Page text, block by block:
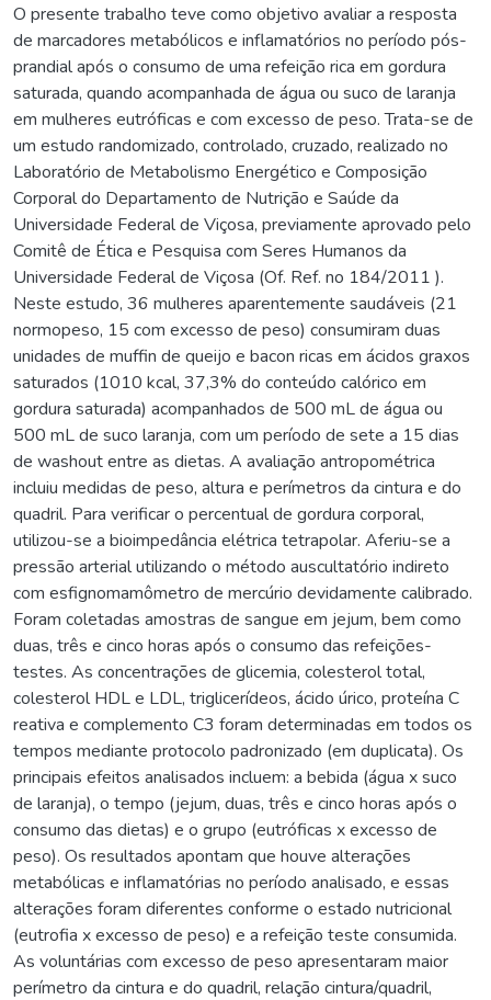
O presente trabalho teve como objetivo avaliar a resposta
de marcadores metabólicos e inflamatórios no período pós-
prandial após o consumo de uma refeição rica em gordura
saturada, quando acompanhada de água ou suco de laranja
em mulheres eutróficas e com excesso de peso. Trata-se de
um estudo randomizado, controlado, cruzado, realizado no
Laboratório de Metabolismo Energético e Composição
Corporal do Departamento de Nutrição e Saúde da
Universidade Federal de Viçosa, previamente aprovado pelo
Comitê de Ética e Pesquisa com Seres Humanos da
Universidade Federal de Viçosa (Of. Ref. no 184/2011 ).
Neste estudo, 36 mulheres aparentemente saudáveis (21
normopeso, 15 com excesso de peso) consumiram duas
unidades de muffin de queijo e bacon ricas em ácidos graxos
saturados (1010 kcal, 37,3% do conteúdo calórico em
gordura saturada) acompanhados de 500 mL de água ou
500 mL de suco laranja, com um período de sete a 15 dias
de washout entre as dietas. A avaliação antropométrica
incluiu medidas de peso, altura e perímetros da cintura e do
quadril. Para verificar o percentual de gordura corporal,
utilizou-se a bioimpedância elétrica tetrapolar. Aferiu-se a
pressão arterial utilizando o método auscultatório indireto
com esfignomamômetro de mercúrio devidamente calibrado.
Foram coletadas amostras de sangue em jejum, bem como
duas, três e cinco horas após o consumo das refeições-
testes. As concentrações de glicemia, colesterol total,
colesterol HDL e LDL, triglicerídeos, ácido úrico, proteína C
reativa e complemento C3 foram determinadas em todos os
tempos mediante protocolo padronizado (em duplicata). Os
principais efeitos analisados incluem: a bebida (água x suco
de laranja), o tempo (jejum, duas, três e cinco horas após o
consumo das dietas) e o grupo (eutróficas x excesso de
peso). Os resultados apontam que houve alterações
metabólicas e inflamatórias no período analisado, e essas
alterações foram diferentes conforme o estado nutricional
(eutrofia x excesso de peso) e a refeição teste consumida.
As voluntárias com excesso de peso apresentaram maior
perímetro da cintura e do quadril, relação cintura/quadril,